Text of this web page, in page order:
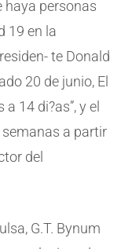
haya personas
19 en la
te Donald
20 de junio, El
14 di?as”, y el
a partir
del
G.T. Bynum